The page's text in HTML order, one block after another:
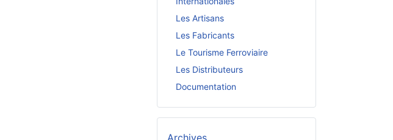
Les Artisans
Les Fabricants
Le Tourisme Ferroviaire
Les Distributeurs
Documentation